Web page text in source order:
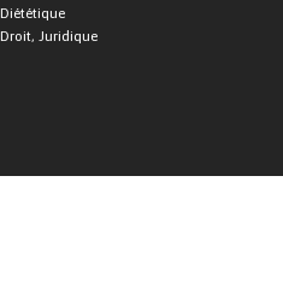
Diététique
Droit, Juridique